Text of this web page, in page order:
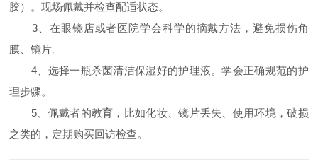
胶）。现场佩戴并检查配适状态。
3、在眼镜店或者医院学会科学的摘戴方法，避免损伤角
膜、镜片。
4、选择一瓶杀菌清洁保湿好的护理液。学会正确规范的护
理步骤。
5、佩戴者的教育，比如化妆、镜片丢失、使用环境，破损
之类的，定期购买回访检查。